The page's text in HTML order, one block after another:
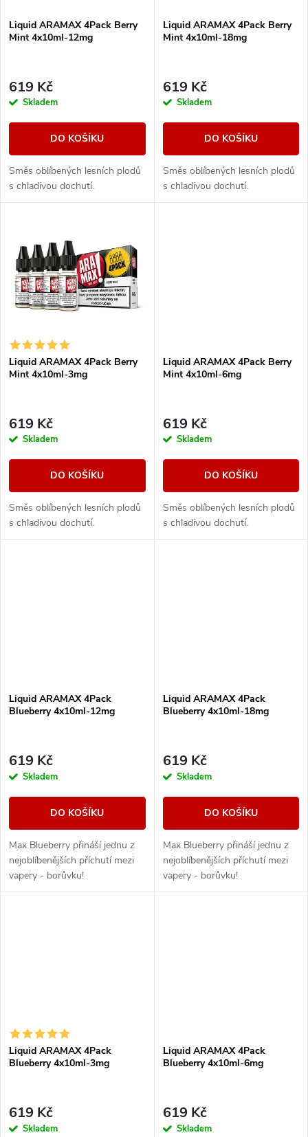
p
r
o
u
k
ů
s
p
r
o
d
u
t
ů
Liquid ARAMAX 4Pack Berry
Mint 4x10ml-12mg
619 Kč
Skladem
DO KOŠÍKU
Směs oblíbených lesních plodů
s chladivou dochutí.
Liquid ARAMAX 4Pack Berry
Mint 4x10ml-18mg
619 Kč
Skladem
DO KOŠÍKU
Směs oblíbených lesních plodů
s chladivou dochutí.
Liquid ARAMAX 4Pack Berry
Mint 4x10ml-3mg
619 Kč
Skladem
DO KOŠÍKU
Směs oblíbených lesních plodů
s chladivou dochutí.
Liquid ARAMAX 4Pack Berry
Mint 4x10ml-6mg
619 Kč
Skladem
DO KOŠÍKU
Směs oblíbených lesních plodů
s chladivou dochutí.
Liquid ARAMAX 4Pack
Blueberry 4x10ml-12mg
619 Kč
Skladem
DO KOŠÍKU
Max Blueberry přináší jednu z
nejoblíbenějších příchutí mezi
vapery - borůvku!
Liquid ARAMAX 4Pack
Blueberry 4x10ml-18mg
619 Kč
Skladem
DO KOŠÍKU
Max Blueberry přináší jednu z
nejoblíbenějších příchutí mezi
vapery - borůvku!
Liquid ARAMAX 4Pack
Blueberry 4x10ml-3mg
619 Kč
Skladem
Liquid ARAMAX 4Pack
Blueberry 4x10ml-6mg
619 Kč
Skladem